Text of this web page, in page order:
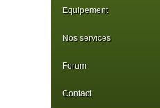
Equipement
Nos services
Forum
Contact